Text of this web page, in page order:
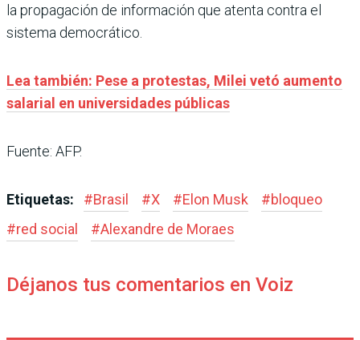
la propagación de información que atenta contra el
sistema democrático.
Lea también: Pese a protestas, Milei vetó aumento
salarial en universidades públicas
Fuente: AFP.
Etiquetas: #Brasil #X #Elon Musk #bloqueo
#red social #Alexandre de Moraes
Déjanos tus comentarios en Voiz